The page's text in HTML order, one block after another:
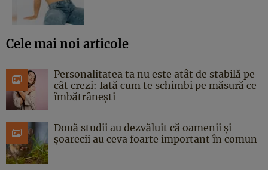
Cele mai noi articole
Personalitatea ta nu este atât de stabilă pe
cât crezi: Iată cum te schimbi pe măsură ce
îmbătrânești
Două studii au dezvăluit că oamenii și
șoarecii au ceva foarte important în comun